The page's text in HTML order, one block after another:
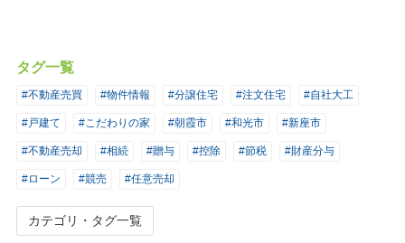
タグ一覧
#不動産売買 #物件情報 #分譲住宅 #注文住宅 #自社大工
#戸建て #こだわりの家 #朝霞市 #和光市 #新座市
#不動産売却 #相続 #贈与 #控除 #節税 #財産分与
#ローン #競売 #任意売却
カテゴリ・タグ一覧